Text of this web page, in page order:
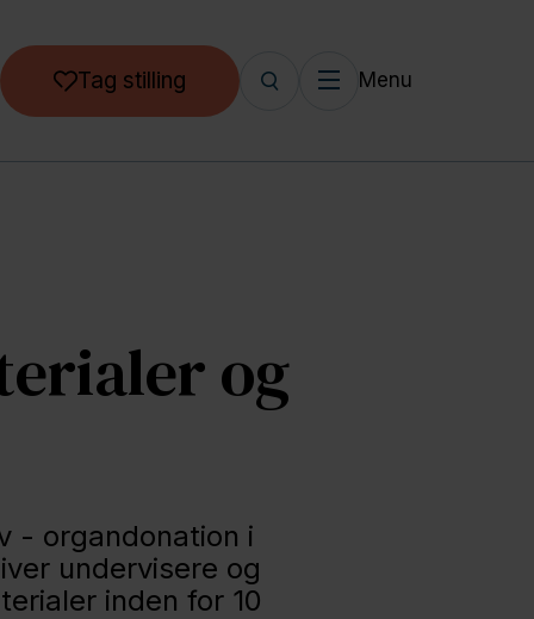
Tag stilling Menu
og
- organdonation i
undervisere og
inden for 10